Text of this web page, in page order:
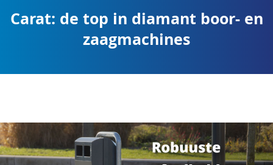
Carat: de top in diamant boor- en
zaagmachines